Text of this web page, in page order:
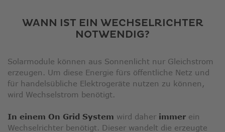
WANN IST EIN WECHSELRICHTER
NOTWENDIG?
Solarmodule können aus Sonnenlicht nur Gleichstrom
erzeugen. Um diese Energie fürs öffentliche Netz und
für handelsübliche Elektrogeräte nutzen zu können,
wird Wechselstrom benötigt.
In einem On Grid System wird daher immer ein
Wechselrichter benötigt. Dieser wandelt die erzeugte